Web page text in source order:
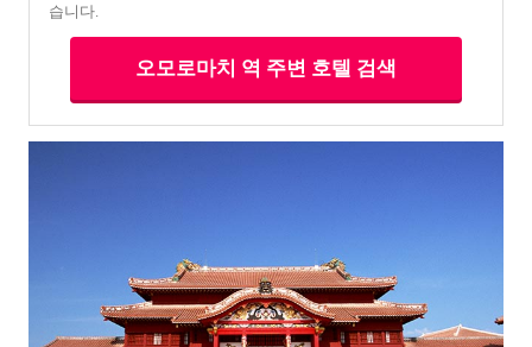
습니다.
오모로마치 역 주변 호텔 검색